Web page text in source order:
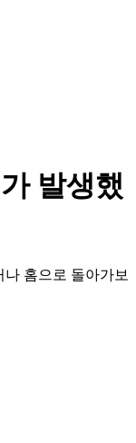
발생했
나 홈으로 돌아가보